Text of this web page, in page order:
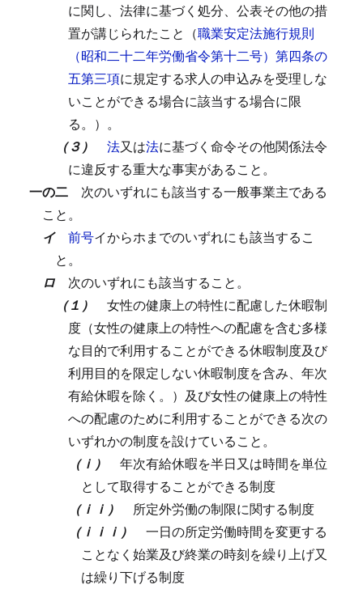
に関し、法律に基づく処分、公表その他の措
置が講じられたこと（職業安定法施行規則
（昭和二十二年労働省令第十二号）第四条の
五第三項に規定する求人の申込みを受理しな
いことができる場合に該当する場合に限
る。）。
（３） 法又は法に基づく命令その他関係法令
に違反する重大な事実があること。
一の二 次のいずれにも該当する一般事業主である
こと。
イ 前号イからホまでのいずれにも該当するこ
と。
ロ 次のいずれにも該当すること。
（１） 女性の健康上の特性に配慮した休暇制
度（女性の健康上の特性への配慮を含む多様
な目的で利用することができる休暇制度及び
利用目的を限定しない休暇制度を含み、年次
有給休暇を除く。）及び女性の健康上の特性
への配慮のために利用することができる次の
いずれかの制度を設けていること。
（ｉ） 年次有給休暇を半日又は時間を単位
として取得することができる制度
（ｉｉ） 所定外労働の制限に関する制度
（ｉｉｉ） 一日の所定労働時間を変更する
ことなく始業及び終業の時刻を繰り上げ又
は繰り下げる制度